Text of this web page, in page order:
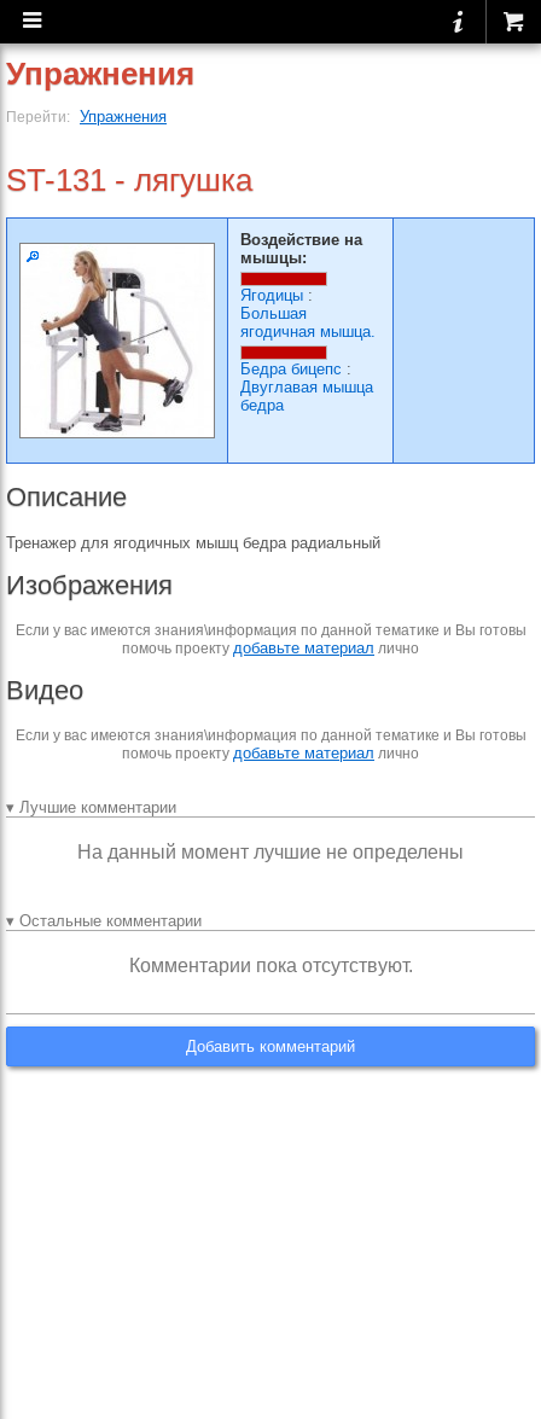
Упражнения
Перейти: Упражнения
ST-131 - лягушка
Воздействие на
мышцы:
Ягодицы :
Большая
ягодичная мышца.
Бедра бицепс :
Двуглавая мышца
бедра
Описание
Тренажер для ягодичных мышц бедра радиальный
Изображения
Если у вас имеются знания\информация по данной тематике и Вы готовы
помочь проекту добавьте материал лично
Видео
Если у вас имеются знания\информация по данной тематике и Вы готовы
помочь проекту добавьте материал лично
▾ Лучшие комментарии
На данный момент лучшие не определены
▾ Остальные комментарии
Комментарии пока отсутствуют.
Добавить комментарий